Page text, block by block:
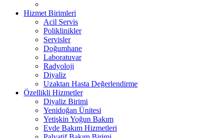
Hizmet Birimleri
Acil Servis
Poliklinikler
Servisler
Doğumhane
Laboratuvar
Radyoloji
Diyaliz
Uzaktan Hasta Değerlendirme
Özellikli Hizmetler
Diyaliz Birimi
Yenidoğan Ünitesi
Yetişkin Yoğun Bakım
Evde Bakım Hizmetleri